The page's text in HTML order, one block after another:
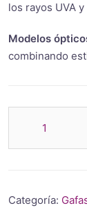
los rayos UVA y
Modelos
combinando
Categoría: